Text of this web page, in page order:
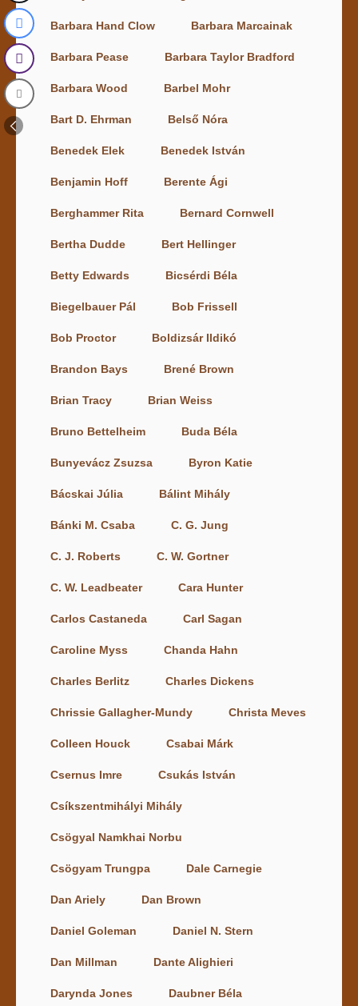
Barbara Hand Clow Barbara Marcainak
Barbara Pease Barbara Taylor Bradford
Barbara Wood Barbel Mohr
Bart D. Ehrman Belső Nóra
Benedek Elek Benedek István
Benjamin Hoff Berente Ági
Berghammer Rita Bernard Cornwell
Bertha Dudde Bert Hellinger
Betty Edwards Bicsérdi Béla
Biegelbauer Pál Bob Frissell
Bob Proctor Boldizsár Ildikó
Brandon Bays Brené Brown
Brian Tracy Brian Weiss
Bruno Bettelheim Buda Béla
Bunyevácz Zsuzsa Byron Katie
Bácskai Júlia Bálint Mihály
Bánki M. Csaba C. G. Jung
C. J. Roberts C. W. Gortner
C. W. Leadbeater Cara Hunter
Carlos Castaneda Carl Sagan
Caroline Myss Chanda Hahn
Charles Berlitz Charles Dickens
Chrissie Gallagher-Mundy Christa Meves
Colleen Houck Csabai Márk
Csernus Imre Csukás István
Csíkszentmihályi Mihály
Csögyal Namkhai Norbu
Csögyam Trungpa Dale Carnegie
Dan Ariely Dan Brown
Daniel Goleman Daniel N. Stern
Dan Millman Dante Alighieri
Darynda Jones Daubner Béla